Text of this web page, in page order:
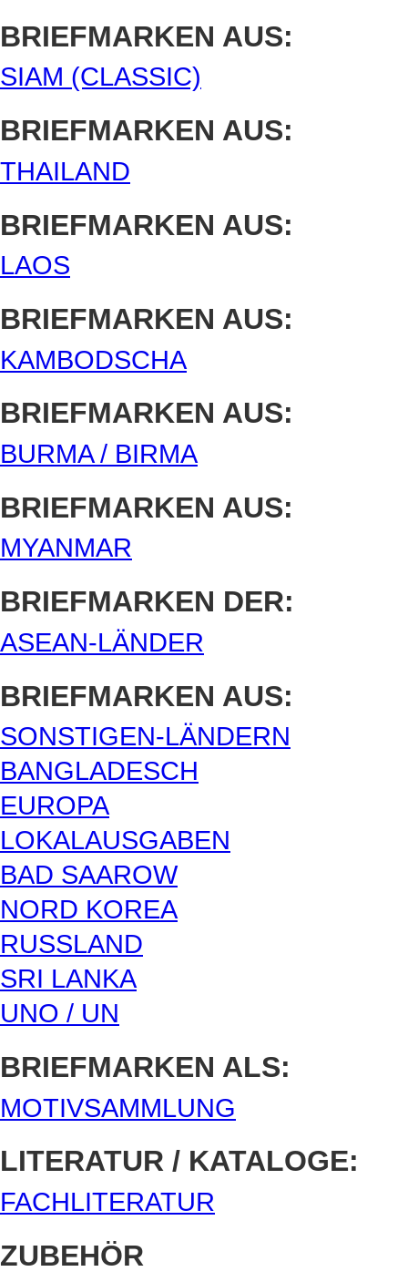
BRIEFMARKEN AUS:
SIAM (CLASSIC)
BRIEFMARKEN AUS:
THAILAND
BRIEFMARKEN AUS:
LAOS
BRIEFMARKEN AUS:
KAMBODSCHA
BRIEFMARKEN AUS:
BURMA / BIRMA
BRIEFMARKEN AUS:
MYANMAR
BRIEFMARKEN DER:
ASEAN-LÄNDER
BRIEFMARKEN AUS:
SONSTIGEN-LÄNDERN
BANGLADESCH
EUROPA
LOKALAUSGABEN
BAD SAAROW
NORD KOREA
RUSSLAND
SRI LANKA
UNO / UN
BRIEFMARKEN ALS:
MOTIVSAMMLUNG
LITERATUR / KATALOGE:
FACHLITERATUR
ZUBEHÖR